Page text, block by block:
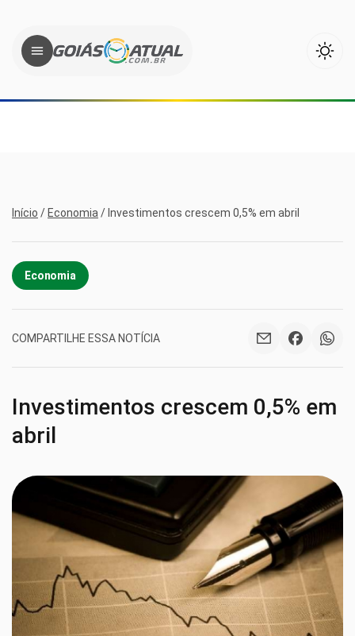
Início / Economia / Investimentos crescem 0,5% em abril
Economia
COMPARTILHE ESSA NOTÍCIA
Investimentos crescem 0,5% em
abril